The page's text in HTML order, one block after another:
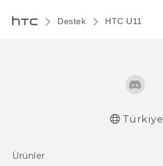
Destek HTC U11‎
Türkiye
Ürünler